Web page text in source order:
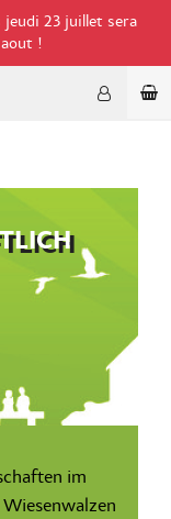
jeudi 23 juillet sera
!
im